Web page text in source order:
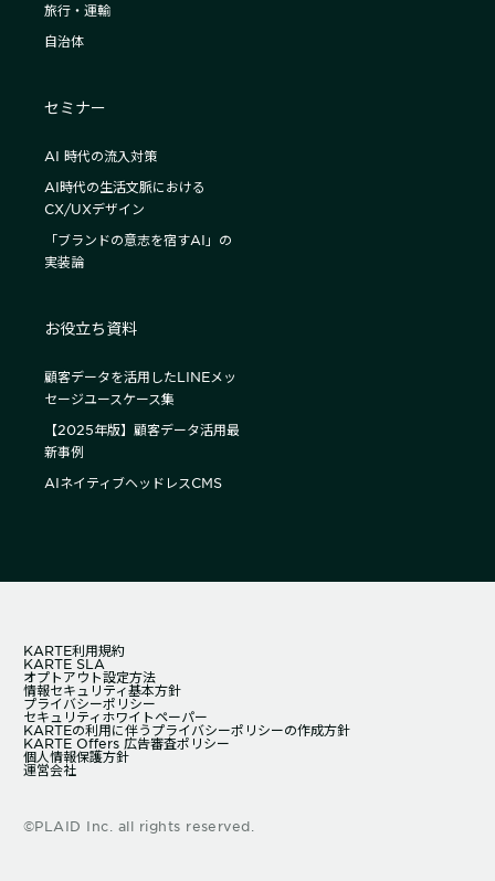
旅行・運輸
自治体
セミナー
AI 時代の流入対策
AI時代の生活文脈における
CX/UXデザイン
「ブランドの意志を宿すAI」の
実装論
お役立ち資料
顧客データを活用したLINEメッ
セージユースケース集
【2025年版】顧客データ活用最
新事例
AIネイティブヘッドレスCMS
KARTE利用規約
KARTE SLA
オプトアウト設定方法
情報セキュリティ基本方針
プライバシーポリシー
セキュリティホワイトペーパー
KARTEの利用に伴うプライバシーポリシーの作成方針
KARTE Offers 広告審査ポリシー
個人情報保護方針
運営会社
©PLAID Inc. all rights reserved.